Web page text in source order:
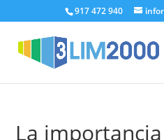
917 472 940
La